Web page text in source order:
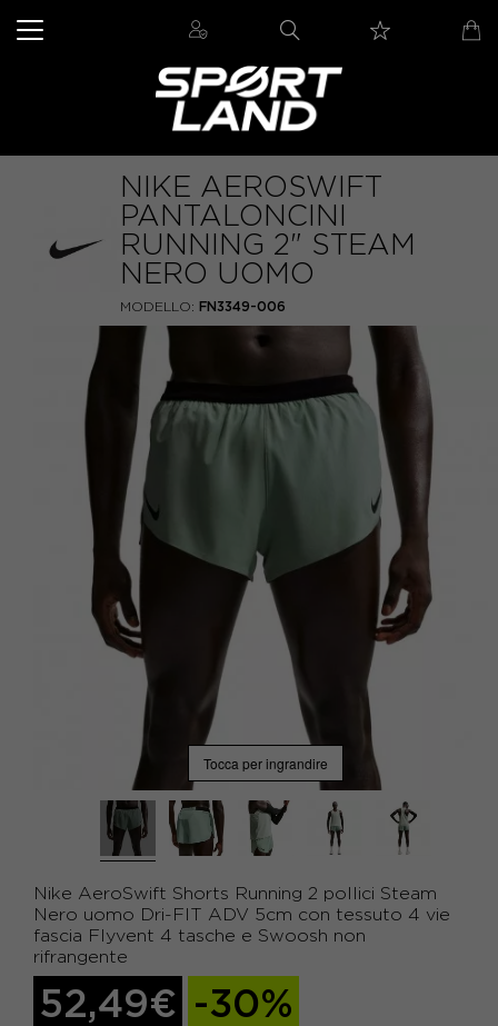
NIKE AEROSWIFT
PANTALONCINI
RUNNING 2" STEAM
NERO UOMO
MODELLO: FN3349-006
Tocca per ingrandire
Nike AeroSwift Shorts Running 2 pollici Steam
Nero uomo Dri-FIT ADV 5cm con tessuto 4 vie
fascia Flyvent 4 tasche e Swoosh non
rifrangente
52,49€ -30%